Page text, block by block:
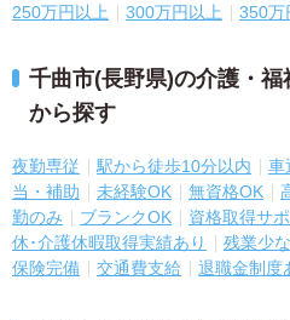
250万円以上 300万円以上 350万
千曲市(長野県)の介護・
から探す
夜勤専従 駅から徒歩10分以内 車
当・補助
未経験OK 無資格OK
勤のみ
ブランクOK 資格取得サ
休･介護休暇取得実績あり
残業少
保険完備
交通費支給 退職金制度